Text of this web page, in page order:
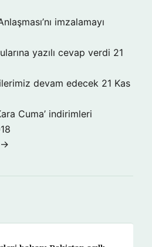
imzalamayı
yazılı cevap verdi 21
devam edecek 21 Kas
Cuma’ indirimleri
→